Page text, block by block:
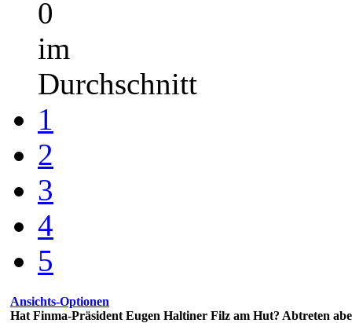
0
im
Durchschnitt
1
2
3
4
5
Ansichts-Optionen
Hat Finma-Präsident Eugen Haltiner Filz am Hut? Abtreten